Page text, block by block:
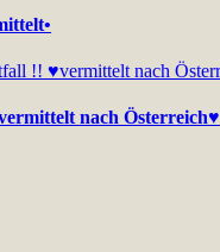
nach Österreich♥